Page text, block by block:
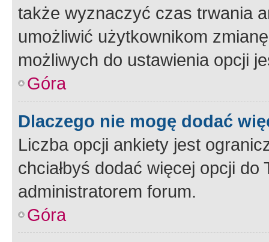
także wyznaczyć czas trwania
umożliwić użytkownikom
możliwych do ustawienia opcji
Góra
Dlaczego nie mogę dodać
Liczba opcji ankiety jest
chciałbyś dodać więcej opcji
administratorem forum.
Góra